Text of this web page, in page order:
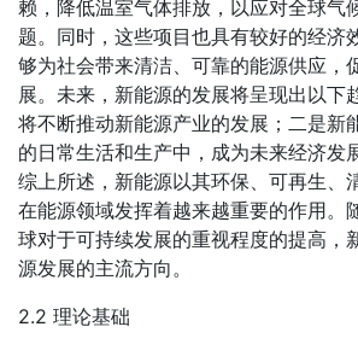
赖，降低温室气体排放，以应对全球气
题。同时，这些项目也具有较好的经济
够为社会带来清洁、可靠的能源供应，
展。未来，新能源的发展将呈现出以下
将不断推动新能源产业的发展；二是新
的日常生活和生产中，成为未来经济发
综上所述，新能源以其环保、可再生、
在能源领域发挥着越来越重要的作用。
球对于可持续发展的重视程度的提高，
源发展的主流方向。
2.2 理论基础